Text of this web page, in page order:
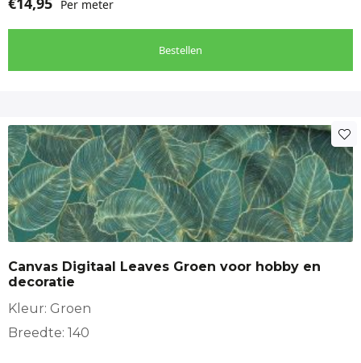
Per meter
Bestellen
Canvas Digitaal Leaves Groen voor hobby en
decoratie
Kleur: Groen
Breedte: 140